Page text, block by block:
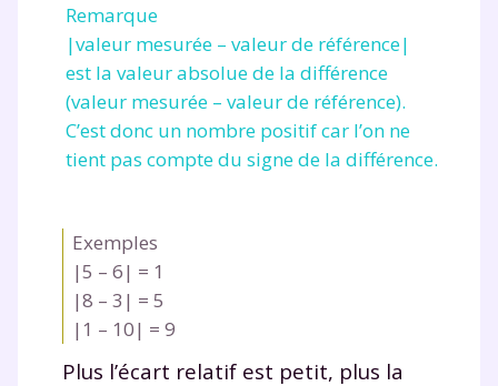
Remarque
|valeur mesurée – valeur de référence|
est la valeur absolue de la différence
(valeur mesurée – valeur de référence).
C’est donc un nombre positif car l’on ne
tient pas compte du signe de la différence.
Exemples
|5 – 6| = 1
|8 – 3| = 5
|1 – 10| = 9
Plus l’écart relatif est petit, plus la
pendant 24h notre
plateforme de soutien
scolaire !
Fiches de cours et vidéos,exercices
suivre les progrès
Tout le programme scolaire du CP à
la Terminale
Des profs expérimentés disponibles
à la demande par tchat, audio ou
vidéo